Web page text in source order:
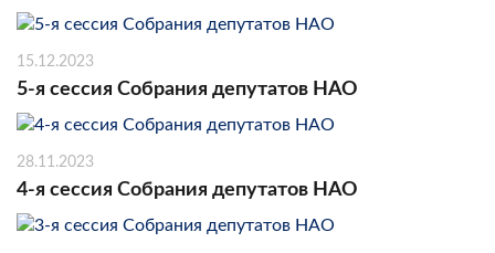
15.12.2023
5-я сессия Собрания депутатов НАО
28.11.2023
4-я сессия Собрания депутатов НАО